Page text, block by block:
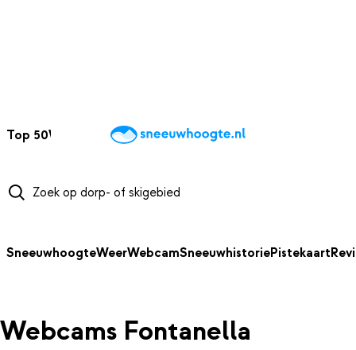
Top 50Webcams WintersportweerKaarten
SneeuwhoogteWeerWebcamSneeuwhistoriePistekaart
Webcams Fontanella